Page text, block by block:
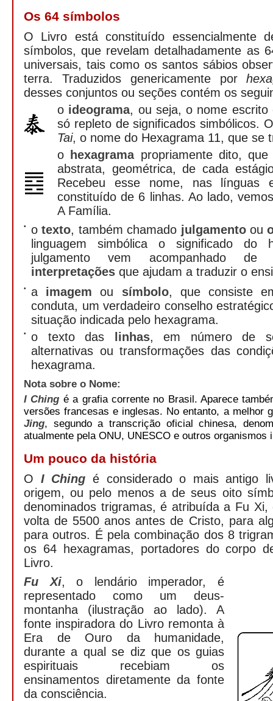
Os 64 símbolos
O Livro está constituído essencialmente
símbolos, que revelam detalhadamente as
universais, tais como os santos sábios
terra. Traduzidos genericamente por
desses conjuntos ou seções contém os
o ideograma, ou seja, o nome
só repleto de significados simbólicos.
Tai, o nome do Hexagrama 11, que se
o
hexagramapropriamente dito, que
abstrata, geométrica, de cada
Recebeu esse nome, nas línguas
constituído de 6 linhas. Ao lado,
A Família.
• otexto, também chamado julgamentoou
linguagem simbólica o significado do
julgamento vem acompanhado
interpretações que ajudam a traduzir o
• a imagem ou símbolo, que consiste
conduta, um verdadeiro conselho
situação indicada pelo hexagrama.
• o texto das linhas, em número de
alternativas ou transformações das
hexagrama.
Nota sobre o Nome:
I Ching é a grafia corrente no Brasil. Aparece
versões francesas e inglesas. No entanto, a melhor
Jing, segundo a transcrição oficial chinesa,
atualmente pela ONU, UNESCO e outros organismos
Um pouco da história
O I Ching é considerado o mais antigo
origem, ou pelo menos a de seus oito
denominados trigramas, é atribuída a Fu
volta de 5500 anos antes de Cristo, para
para outros. É pela combinação dos 8
os 64 hexagramas, portadores do corpo
Livro.
Fu Xi, o lendário imperador, é
representado como um deus-
montanha (ilustração ao lado). A
fonte inspiradora do Livro remonta à
Era de Ouro da humanidade,
durante a qual se diz que os guias
espirituais recebiam os
ensinamentos diretamente da fonte
da consciência.